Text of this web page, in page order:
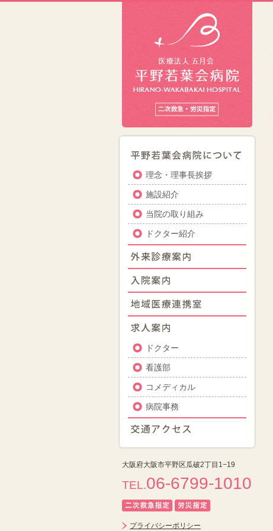
理念・理事長挨拶
施設紹介
当院の取り組み
ドクター紹介
ドクター
看護部
コメディカル
病院事務
大阪府大阪市平野区瓜破2丁目1−19
TEL.06-6799-1010
プライバシーポリシー